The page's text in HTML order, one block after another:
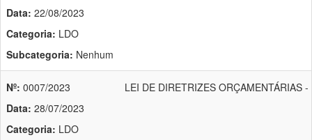
Data: 22/08/2023
Categoria: LDO
Subcategoria: Nenhum
Nº: 0007/2023
Data: 28/07/2023
Categoria: LDO
LEI DE DIRETRIZES ORÇAMENTÁRIAS